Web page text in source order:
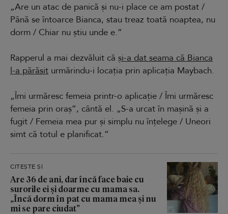
„Are un atac de panică și nu-i place ce am postat /
Până se întoarce Bianca, stau treaz toată noaptea, nu
dorm / Chiar nu știu unde e.”
Rapperul a mai dezvăluit că și-a dat seama că Bianca
l-a părăsit urmărindu-i locația prin aplicația Maybach.
„Îmi urmăresc femeia printr-o aplicație / Îmi urmăresc
femeia prin oraș”, cântă el. „S-a urcat în mașină și a
fugit / Femeia mea pur și simplu nu înțelege / Uneori
simt că totul e planificat.”
CITEȘTE ȘI
Are 36 de ani, dar încă face baie cu
surorile ei și doarme cu mama sa.
„Încă dorm în pat cu mama mea și nu
mi se pare ciudat”